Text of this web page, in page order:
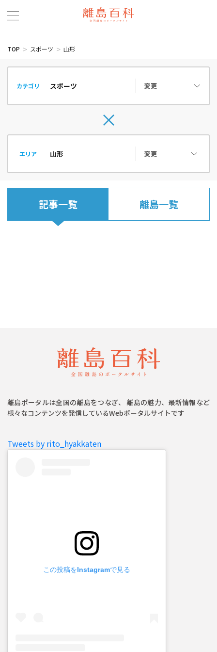
TOP スポーツ 山形
カテゴリ 変更
エリア 変更
記事一覧 離島一覧
離島ポータルは全国の離島をつなぎ、 離島の魅力、最新情報など
様々なコンテンツを発信しているWebポータルサイトです
Tweets by rito_hyakkaten
この投稿をInstagramで見る